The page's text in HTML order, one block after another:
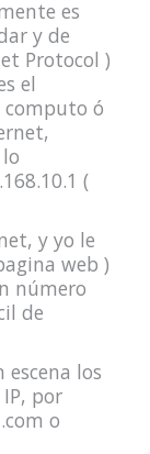
es
y de
Protocol )
el
computo ó
(
y yo le
web )
número
de
los
por
o